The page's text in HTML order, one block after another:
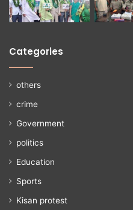
Categories
others
crime
Government
politics
Education
Sports
Kisan protest